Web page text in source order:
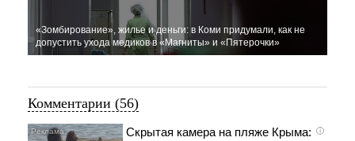
«Зомбирование», жилье и деньги: в Коми придумали, как не
допустить ухода медиков в «Магниты» и «Пятерочки»
Комментарии (56)
i
Скрытая камера на пляже Крыма: